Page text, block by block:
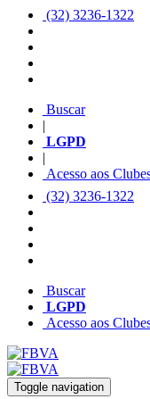
(32) 3236-1322
Buscar
|
LGPD
|
Acesso aos
(32) 3236-1322
Buscar
LGPD
Acesso aos
Toggle navigation